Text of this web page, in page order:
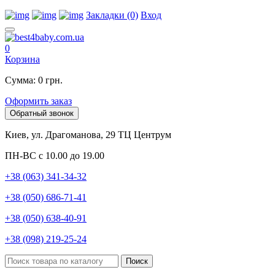
Закладки (0) Вход
0
Корзина
Сумма: 0 грн.
Оформить заказ
Обратный звонок
Киев, ул. Драгоманова, 29 ТЦ Центрум
ПН-ВС с 10.00 до 19.00
+38 (063) 341-34-32
+38 (050) 686-71-41
+38 (050) 638-40-91
+38 (098) 219-25-24
Поиск